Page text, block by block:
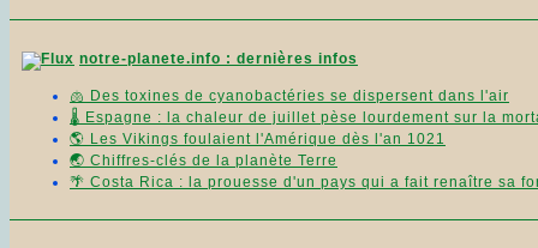
notre-planete.info : dernières infos
🫁 Des toxines de cyanobactéries se dispersent dans l'air
🌡️ Espagne : la chaleur de juillet pèse lourdement sur la
🌎 Les Vikings foulaient l'Amérique dès l'an 1021
🌏 Chiffres-clés de la planète Terre
🌴 Costa Rica : la prouesse d'un pays qui a fait renaître sa